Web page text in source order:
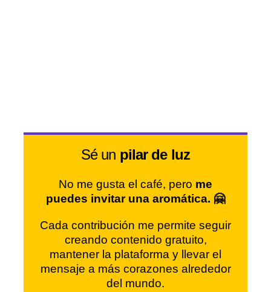
Sé un pilar de luz
No me gusta el café, pero me
puedes invitar una aromática. 🤗
Cada contribución me permite seguir
creando contenido gratuito,
mantener la plataforma y llevar el
mensaje a más corazones alrededor
del mundo.